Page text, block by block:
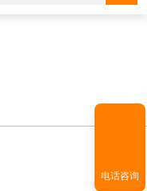
夜风流视频下载APP,夜夜视
电话咨询